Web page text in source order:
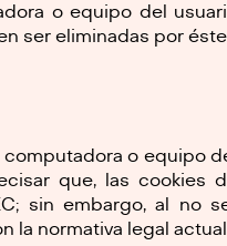
o equipo del
ser eliminadas por
o equipo
que, las cookies
sin embargo, al no
la normativa legal actual